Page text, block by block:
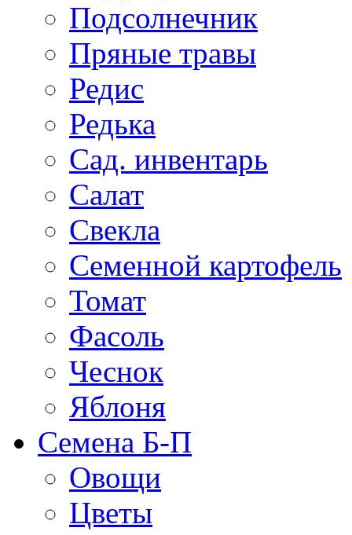
Подсолнечник
Пряные травы
Редис
Редька
Сад. инвентарь
Салат
Свекла
Семенной картофель
Томат
Фасоль
Чеснок
Яблоня
Семена Б-П
Овощи
Цветы